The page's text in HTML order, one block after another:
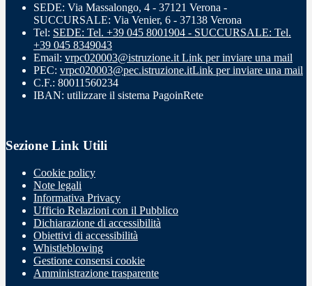
SEDE: Via Massalongo, 4 - 37121 Verona -
SUCCURSALE: Via Venier, 6 - 37138 Verona
Tel: SEDE: Tel. +39 045 8001904 - SUCCURSALE: Tel.
+39 045 8349043
Email: vrpc020003@istruzione.it Link per inviare una mail
PEC: vrpc020003@pec.istruzione.itLink per inviare una mail
C.F.: 80011560234
IBAN: utilizzare il sistema PagoinRete
Sezione Link Utili
Cookie policy
Note legali
Informativa Privacy
Ufficio Relazioni con il Pubblico
Dichiarazione di accessibilità
Obiettivi di accessibilità
Whistleblowing
Gestione consensi cookie
Amministrazione trasparente